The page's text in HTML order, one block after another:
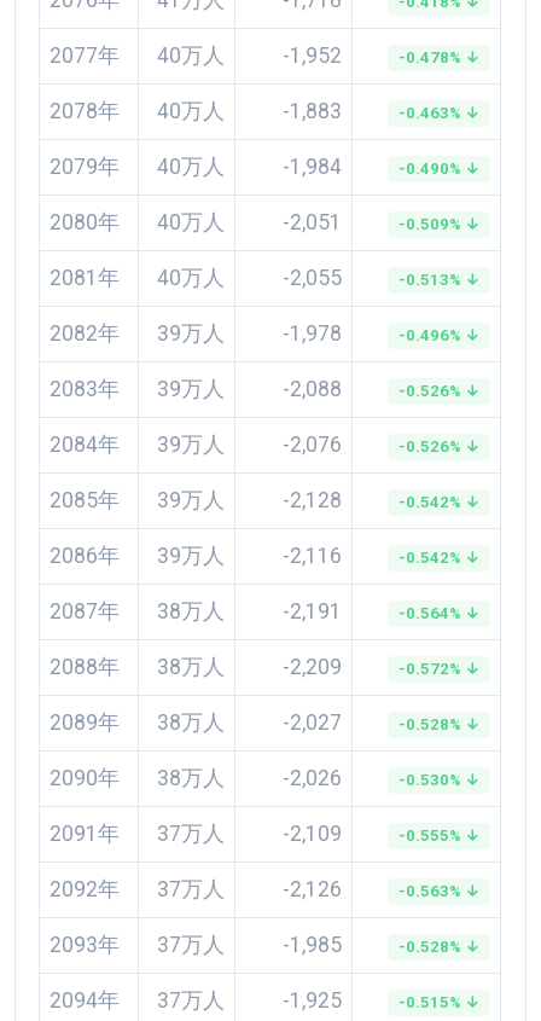
2077年 40万人 -1,952 -0.478% ↓
2078年 40万人 -1,883 -0.463% ↓
2079年 40万人 -1,984 -0.490% ↓
2080年 40万人 -2,051 -0.509% ↓
2081年 40万人 -2,055 -0.513% ↓
2082年 39万人 -1,978 -0.496% ↓
2083年 39万人 -2,088 -0.526% ↓
2084年 39万人 -2,076 -0.526% ↓
2085年 39万人 -2,128 -0.542% ↓
2086年 39万人 -2,116 -0.542% ↓
2087年 38万人 -2,191 -0.564% ↓
2088年 38万人 -2,209 -0.572% ↓
2089年 38万人 -2,027 -0.528% ↓
2090年 38万人 -2,026 -0.530% ↓
2091年 37万人 -2,109 -0.555% ↓
2092年 37万人 -2,126 -0.563% ↓
2093年 37万人 -1,985 -0.528% ↓
2094年 37万人 -1,925 -0.515% ↓